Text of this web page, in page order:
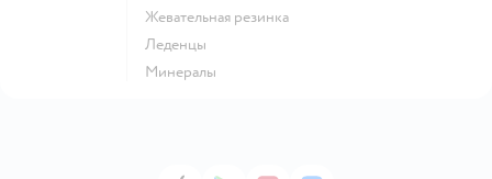
жевательная резинка
леденцы
Минералы